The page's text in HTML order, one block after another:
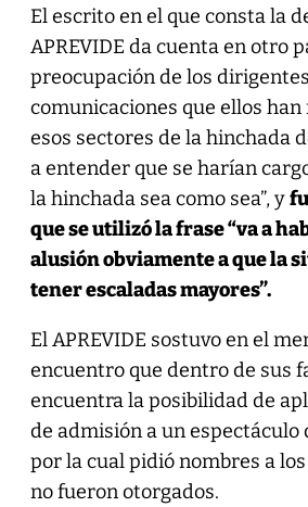
El escrito en el que consta la
APREVIDE da cuenta en otro
preocupación de los
comunicaciones que ellos
esos sectores de la hinchada
a entender que se harían
la hinchada sea como sea”, y
que se utilizó la frase “va a
alusión obviamente a que la
tener escaladas mayores”.
El APREVIDE sostuvo en el
encuentro que dentro de sus
encuentra la posibilidad de
de admisión a un espectáculo
por la cual pidió nombres a
no fueron otorgados.